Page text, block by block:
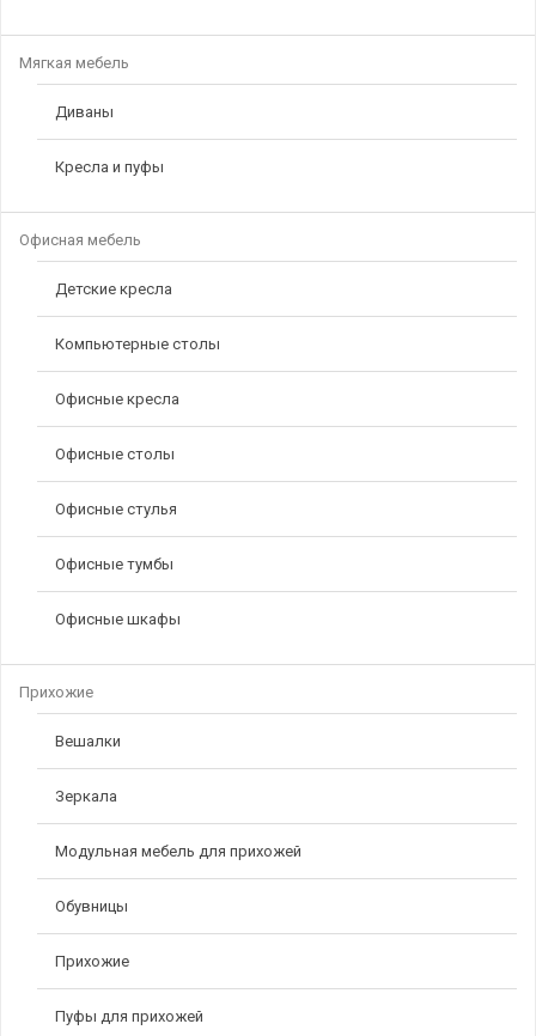
Мягкая мебель
Диваны
Кресла и пуфы
Офисная мебель
Детские кресла
Компьютерные столы
Офисные кресла
Офисные столы
Офисные стулья
Офисные тумбы
Офисные шкафы
Прихожие
Вешалки
Зеркала
Модульная мебель для прихожей
Обувницы
Прихожие
Пуфы для прихожей